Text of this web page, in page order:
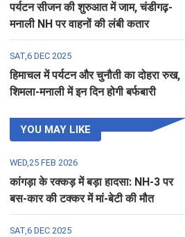
पर्यटन सीजन की शुरुआत में जाम, चंडीगढ़-
मनाली NH पर वाहनों की लंबी कतार
SAT,6 DEC 2025
हिमाचल में पर्यटन और चुनौती का दोहरा रुख,
शिमला-मनाली में इन दिन होगी बर्फबारी
YOU MAY LIKE
WED,25 FEB 2026
कांगड़ा के रक्कड़ में बड़ा हादसा: NH-3 पर
बस-कार की टक्कर में मां-बेटी की मौत
SAT,6 DEC 2025